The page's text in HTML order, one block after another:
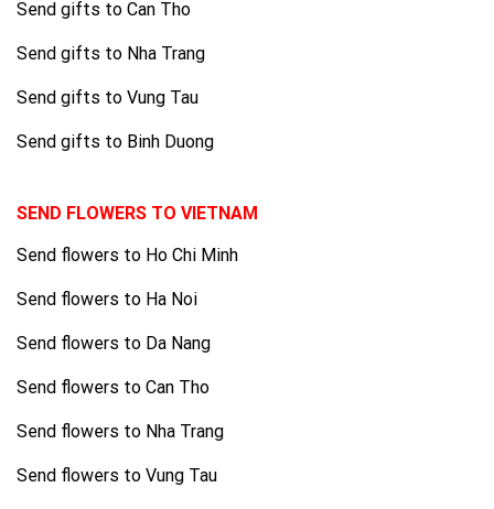
Send gifts to Can Tho
Send gifts to Nha Trang
Send gifts to Vung Tau
Send gifts to Binh Duong
SEND FLOWERS TO VIETNAM
Send flowers to Ho Chi Minh
Send flowers to Ha Noi
Send flowers to Da Nang
Send flowers to Can Tho
Send flowers to Nha Trang
Send flowers to Vung Tau